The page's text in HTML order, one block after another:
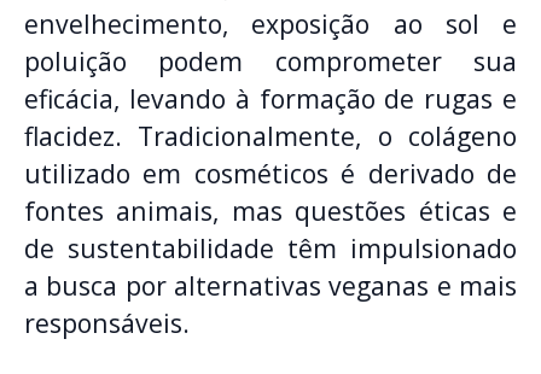
envelhecimento, exposição ao sol e
poluição podem comprometer sua
eficácia, levando à formação de rugas e
flacidez. Tradicionalmente, o colágeno
utilizado em cosméticos é derivado de
fontes animais, mas questões éticas e
de sustentabilidade têm impulsionado
a busca por alternativas veganas e mais
responsáveis.